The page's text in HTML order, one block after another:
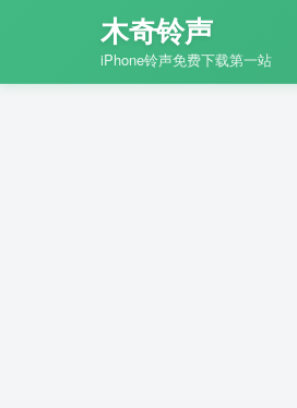
木奇铃声
iPhone铃声免费下载第一站